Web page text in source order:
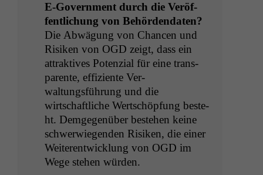
E‑Government durch die Veröf­
fentlichung von Behördendaten?
Die Abwä­gung von Chan­cen und
Risiken von OGD zeigt, dass ein
attrak­tives Poten­zial für eine trans­
par­ente, effiziente Ver-
wal­tungs­führung und die
wirtschaftliche Wertschöp­fung beste­
ht. Demge­genüber beste­hen keine
schw­er­wiegen­den Risiken, die ein­er
Weit­er­en­twick­lung von OGD im
Wege ste­hen würden.